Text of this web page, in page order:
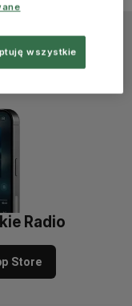
Radio
Store
wszystkie